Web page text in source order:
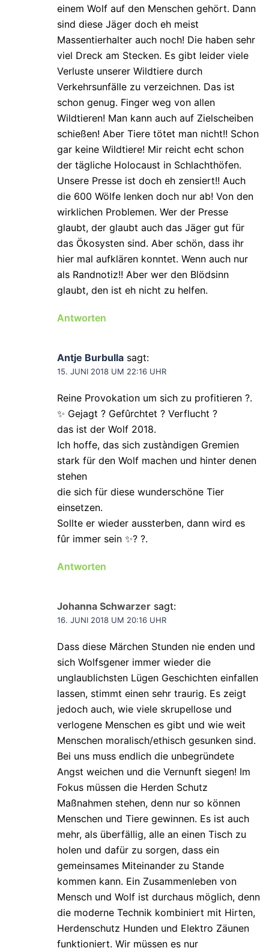
einem Wolf auf den Menschen gehört. Dann
sind diese Jäger doch eh meist
Massentierhalter auch noch! Die haben sehr
viel Dreck am Stecken. Es gibt leider viele
Verluste unserer Wildtiere durch
Verkehrsunfälle zu verzeichnen. Das ist
schon genug. Finger weg von allen
Wildtieren! Man kann auch auf Zielscheiben
schießen! Aber Tiere tötet man nicht!! Schon
gar keine Wildtiere! Mir reicht echt schon
der tägliche Holocaust in Schlachthöfen.
Unsere Presse ist doch eh zensiert!! Auch
die 600 Wölfe lenken doch nur ab! Von den
wirklichen Problemen. Wer der Presse
glaubt, der glaubt auch das Jäger gut für
das Ökosysten sind. Aber schön, dass ihr
hier mal aufklären konntet. Wenn auch nur
als Randnotiz!! Aber wer den Blödsinn
glaubt, den ist eh nicht zu helfen.
Antworten
Antje Burbulla sagt:
15. JUNI 2018 UM 22:16 UHR
Reine Provokation um sich zu profitieren ?.
✨ Gejagt ? Gefûrchtet ? Verflucht ?
das ist der Wolf 2018.
Ich hoffe, das sich zustàndigen Gremien
stark für den Wolf machen und hinter denen
stehen
die sich für diese wunderschöne Tier
einsetzen.
Sollte er wieder aussterben, dann wird es
fûr immer sein ✨? ?.
Antworten
Johanna Schwarzer sagt:
16. JUNI 2018 UM 20:16 UHR
Dass diese Märchen Stunden nie enden und
sich Wolfsgener immer wieder die
unglaublichsten Lügen Geschichten einfallen
lassen, stimmt einen sehr traurig. Es zeigt
jedoch auch, wie viele skrupellose und
verlogene Menschen es gibt und wie weit
Menschen moralisch/ethisch gesunken sind.
Bei uns muss endlich die unbegründete
Angst weichen und die Vernunft siegen! Im
Fokus müssen die Herden Schutz
Maßnahmen stehen, denn nur so können
Menschen und Tiere gewinnen. Es ist auch
mehr, als überfällig, alle an einen Tisch zu
holen und dafür zu sorgen, dass ein
gemeinsames Miteinander zu Stande
kommen kann. Ein Zusammenleben von
Mensch und Wolf ist durchaus möglich, denn
die moderne Technik kombiniert mit Hirten,
Herdenschutz Hunden und Elektro Zäunen
funktioniert. Wir müssen es nur